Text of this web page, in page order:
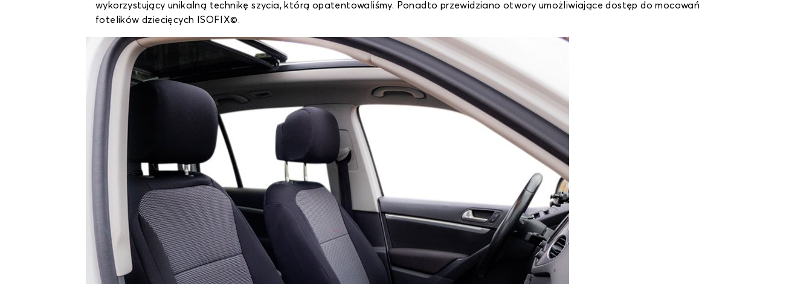
wykorzystujący unikalną technikę szycia, którą opatentowaliśmy. Ponadto przewidziano otwory umożliwiające dostęp do mocowań
fotelików dziecięcych ISOFIX©.